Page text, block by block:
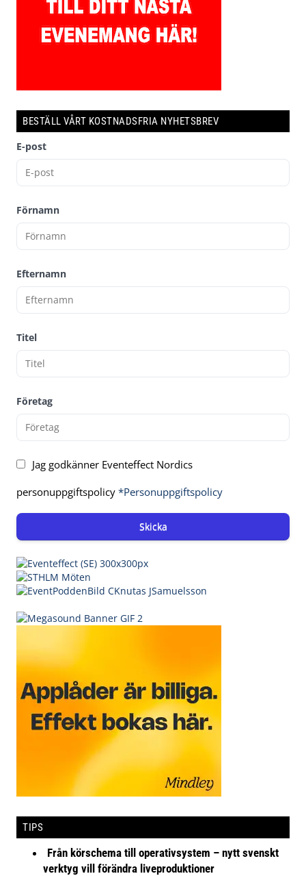
BESTÄLL VÅRT KOSTNADSFRIA NYHETSBREV
E-post
Förnamn
Efternamn
Titel
Företag
Jag godkänner Eventeffect Nordics
personuppgiftspolicy *Personuppgiftspolicy
Skicka
TIPS
Från körschema till operativsystem – nytt svenskt
verktyg vill förändra liveproduktioner